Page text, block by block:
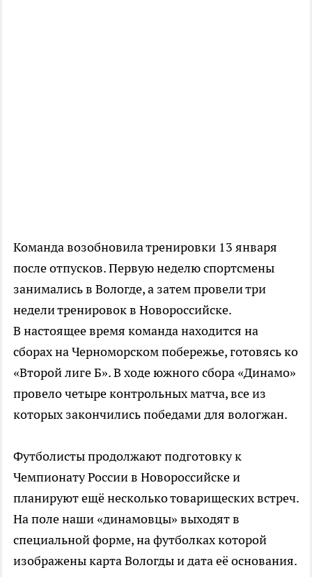
Команда возобновила тренировки 13 января
после отпусков. Первую неделю спортсмены
занимались в Вологде, а затем провели три
недели тренировок в Новороссийске.
В настоящее время команда находится на
сборах на Черноморском побережье, готовясь ко
«Второй лиге Б». В ходе южного сбора «Динамо»
провело четыре контрольных матча, все из
которых закончились победами для вологжан.
Футболисты продолжают подготовку к
Чемпионату России в Новороссийске и
планируют ещё несколько товарищеских встреч.
На поле наши «динамовцы» выходят в
специальной форме, на футболках которой
изображены карта Вологды и дата её основания.